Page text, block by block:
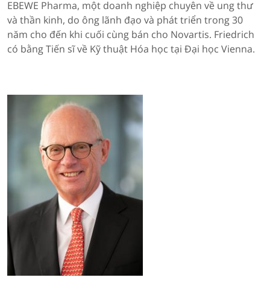
EBEWE Pharma, một doanh nghiệp chuyên về ung thư
và thần kinh, do ông lãnh đạo và phát triển trong 30
năm cho đến khi cuối cùng bán cho Novartis. Friedrich
có bằng Tiến sĩ về Kỹ thuật Hóa học tại Đại học Vienna.